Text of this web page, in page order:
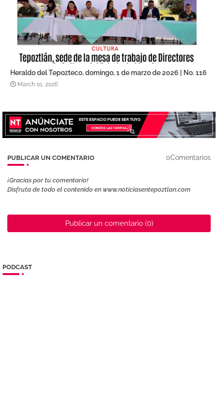
Heraldo del Tepozteco, domingo, 1 de marzo de 2026 | No. 116
March 01, 2026
PUBLICAR UN COMENTARIO 0Comentarios
¡Gracias por tu comentario!
Disfruta de todo el contenido en www.noticiasentepoztlan.com
Publicar un comentario (0)
PODCAST